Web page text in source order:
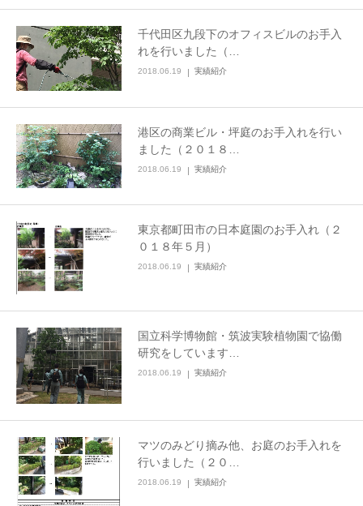
千代田区九段下のオフィスビルのお手入
れを行いました（…
2018.06.19 実績紹介
港区の商業ビル・坪庭のお手入れを行い
ました（２０１８…
2018.06.19 実績紹介
東京都町田市の日本庭園のお手入れ（２
０１８年５月）
2018.06.19 実績紹介
国立科学博物館・筑波実験植物園で協働
研究をしています…
2018.06.19 実績紹介
マツのみどり摘み他、お庭のお手入れを
行いました（２０…
2018.06.19 実績紹介